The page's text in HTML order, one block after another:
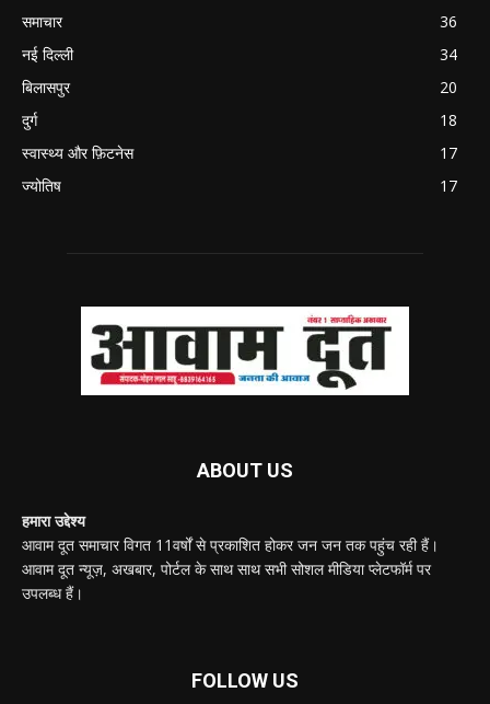
समाचार
36
नई दिल्ली
34
बिलासपुर
20
दुर्ग
18
स्वास्थ्य और फ़िटनेस
17
ज्योतिष
17
ABOUT US
हमारा उद्देश्य
आवाम दूत समाचार विगत 11वर्षों से प्रकाशित होकर जन जन तक पहुंच रही हैं।
आवाम दूत न्यूज़, अखबार, पोर्टल के साथ साथ सभी सोशल मीडिया प्लेटफॉर्म पर
उपलब्ध हैं।
FOLLOW US